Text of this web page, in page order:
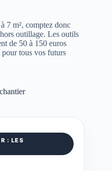
7 m², comptez donc
outillage. Les outils
de 50 à 150 euros
tous vos futurs
: LES